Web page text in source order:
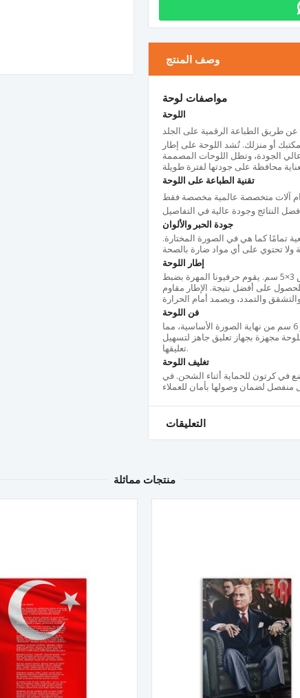
وصف المنتج
اللوحة
عن طريق الطباعة الرقمية على الجلد
أو منزلك. تُشد اللوحة على إطار
الجودة، وتظل اللوحات المصممة
تقنية الطباعة على اللوحة
آلات متخصصة عالمية مخصصة فقط
جودة الحبر والألوان
تمامًا كما هي في الصورة المختارة.
يتم تصنيع الإطار الخاص باللوحة من خشب التنوب المجفف بقياس 3×5 سم. يقوم حرفيونا المهرة بضبط
باستخدام أداة شد خاصة، وبـ100٪ يدويًا للحصول على أفضل نتيجة. الإطار مقاوم
قبل الطباعة، يتم تمديد الصورة على جميع أطراف اللوحة بمقدار 6 سم من نهاية الصورة الأساسية، مما
مجهزة بجهاز تعليق جاهز لتسهيل
تعليقها.
تغليف اللوحة
في كرتون للحماية أثناء الشحن. في
التعليقات
منتجات مماثلة